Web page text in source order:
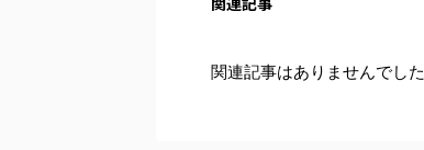
関連記事はありませんでした